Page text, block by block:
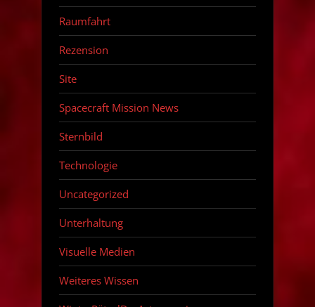
Raumfahrt
Rezension
Site
Spacecraft Mission News
Sternbild
Technologie
Uncategorized
Unterhaltung
Visuelle Medien
Weiteres Wissen